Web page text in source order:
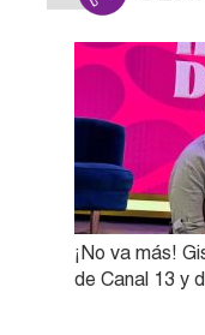
¡No va más!
de Canal 13 y